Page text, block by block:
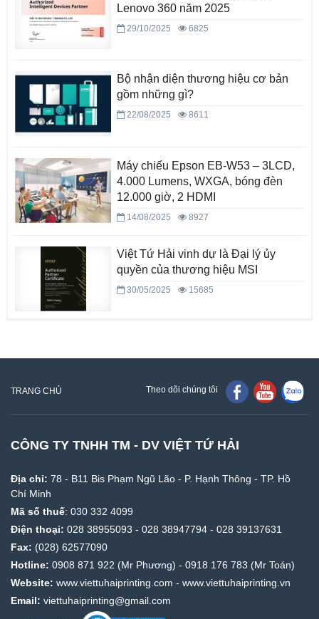
Lenovo 360 năm 2025
29/10/2025 6825
Bộ nhận diện thương hiệu cơ bản
gồm những gì?
22/08/2025 8611
Máy chiếu Epson EB-W53 – 3LCD,
4.000 Lumens, WXGA, bóng đèn
12.000 giờ, 2 HDMI
14/08/2025 8927
Việt Tứ Hải vinh dự là Đại lý ủy
quyền của thương hiệu MSI
30/05/2025 15685
TRANG CHỦ Theo dõi chúng tôi
CÔNG TY TNHH TM - DV VIỆT TỨ HẢI
Địa chỉ: 78 - B11 Bis Phạm Ngũ Lão - P. Hạnh Thông - TP. Hồ
Chí Minh
Mã số thuế: 030 332 4099
Điện thoại: 028 38955093 - 028 38947794 - 028 39137631
Fax: (028) 62577090
Hotline: 0908 871 922 (Mr Phương) - 0918 176 783 (Mr Toán)
Website: www.viettuhaiprinting.com - www.viettuhaiprinting.vn
Email: viettuhaiprinting@gmail.com